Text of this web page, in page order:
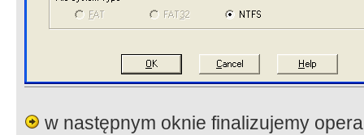
w następnym oknie finalizujemy